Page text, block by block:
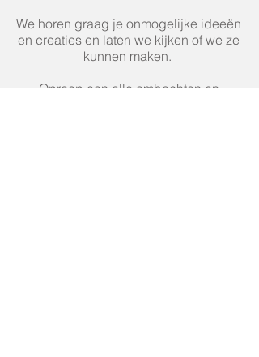
We horen graag je onmogelijke ideeën
en creaties en laten we kijken of we ze
kunnen maken.
Oproep aan alle ambachten en